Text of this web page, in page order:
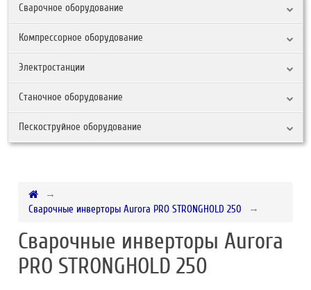
Сварочное оборудование
Компрессорное оборудование
Электростанции
Станочное оборудование
Пескоструйное оборудование
Сварочные инверторы Aurora PRO STRONGHOLD 250
Сварочные инверторы Aurora
PRO STRONGHOLD 250